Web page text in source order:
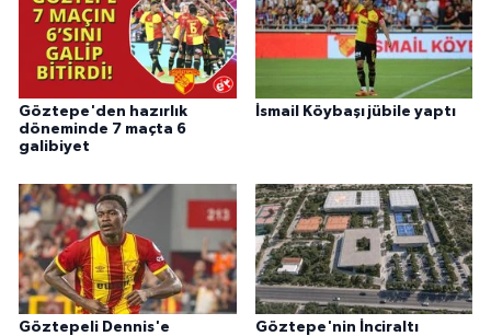
Göztepe'den hazırlık
döneminde 7 maçta 6
galibiyet
İsmail Köybaşı jübile yaptı
Göztepeli Dennis'e
Göztepe'nin İnciraltı